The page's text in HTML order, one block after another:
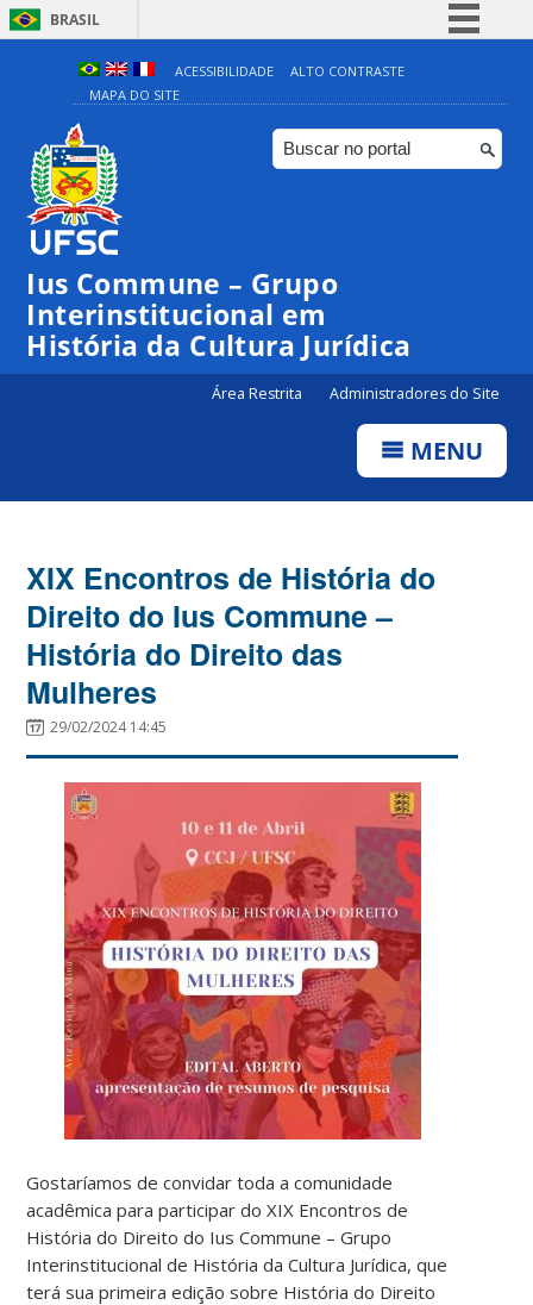
BRASIL
Simplifique!
Comunica BR
Participe
ACESSIBILIDADE
ALTO CONTRASTE
MAPA DO SITE
Ius Commune – Grupo
Interinstitucional em
História da Cultura Jurídica
Área Restrita Administradores do Site
MENU
XIX Encontros de História do
Direito do Ius Commune –
História do Direito das
Mulheres
29/02/2024 14:45
Gostaríamos de convidar toda a comunidade
acadêmica para participar do XIX Encontros de
História do Direito do Ius Commune – Grupo
Interinstitucional de História da Cultura Jurídica, que
terá sua primeira edição sobre História do Direito